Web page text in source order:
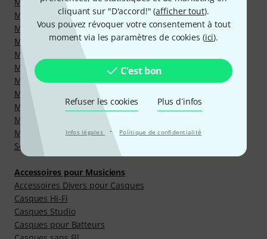
cliquant sur "D'accord!" (afficher tout).
Vous pouvez révoquer votre consentement à tout
moment via les paramètres de cookies (ici).
C'est bon
Refuser les cookies Plus d´infos
Infos légales · Politique de confidentialité
Microphones de Mesure
Microphones de Surface
Microphones pour Amplificateurs
Microphones pour Batteries
Microphones pour Guitares Acoustiques
Microphones pour Instruments à Cordes
Microphones pour Instruments à Vent
Microphones pour Pianos
Microphones à Condensateur Petite Membrane
Microphones à Ruban
Sets de Microphones
Accessoires pour Musiciens
Accessoires Divers pour Casques
Casques Hi-Fi
Casques Studio
Casques pour Batteurs